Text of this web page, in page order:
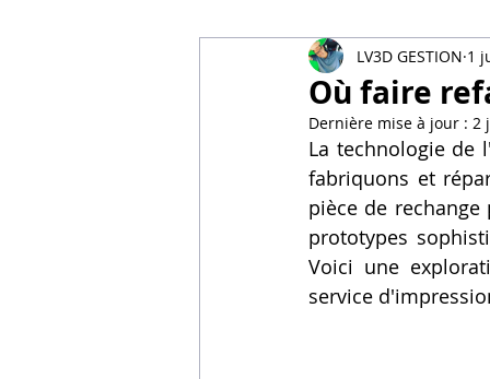
impression 3D à la demande
ARTILLERY 3D
certifiée QUALIOPI Refaire
Où faire
LV3D GESTION 1
Dernière mise à jour : 2
La technologie de
fabriquons et
pièce de
prototypes
Voici une
service